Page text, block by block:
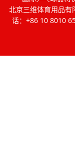
北京三维体育用品
话：+86 10 8010